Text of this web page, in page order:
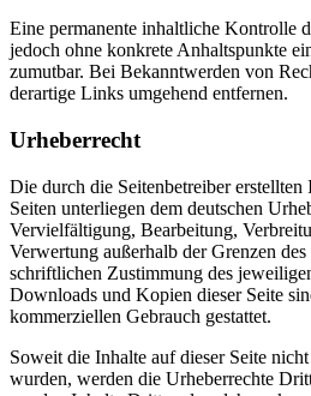
Eine permanente inhaltliche Kontrolle
jedoch ohne konkrete Anhaltspunkte
zumutbar. Bei Bekanntwerden von
derartige Links umgehend entfernen.
Urheberrecht
Die durch die Seitenbetreiber erstellten
Seiten unterliegen dem deutschen
Vervielfältigung, Bearbeitung,
Verwertung außerhalb der Grenzen
schriftlichen Zustimmung des
Downloads und Kopien dieser Seite
kommerziellen Gebrauch gestattet.
Soweit die Inhalte auf dieser Seite
wurden, werden die Urheberrechte